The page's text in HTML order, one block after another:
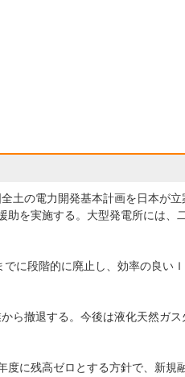
土の電力開発基本計画を日本が
を実施する。大型発電所には、
に段階的に廃止し、効率の良い
ら撤退する。今後は液化天然ガ
に残高ゼロとする方針で、新規